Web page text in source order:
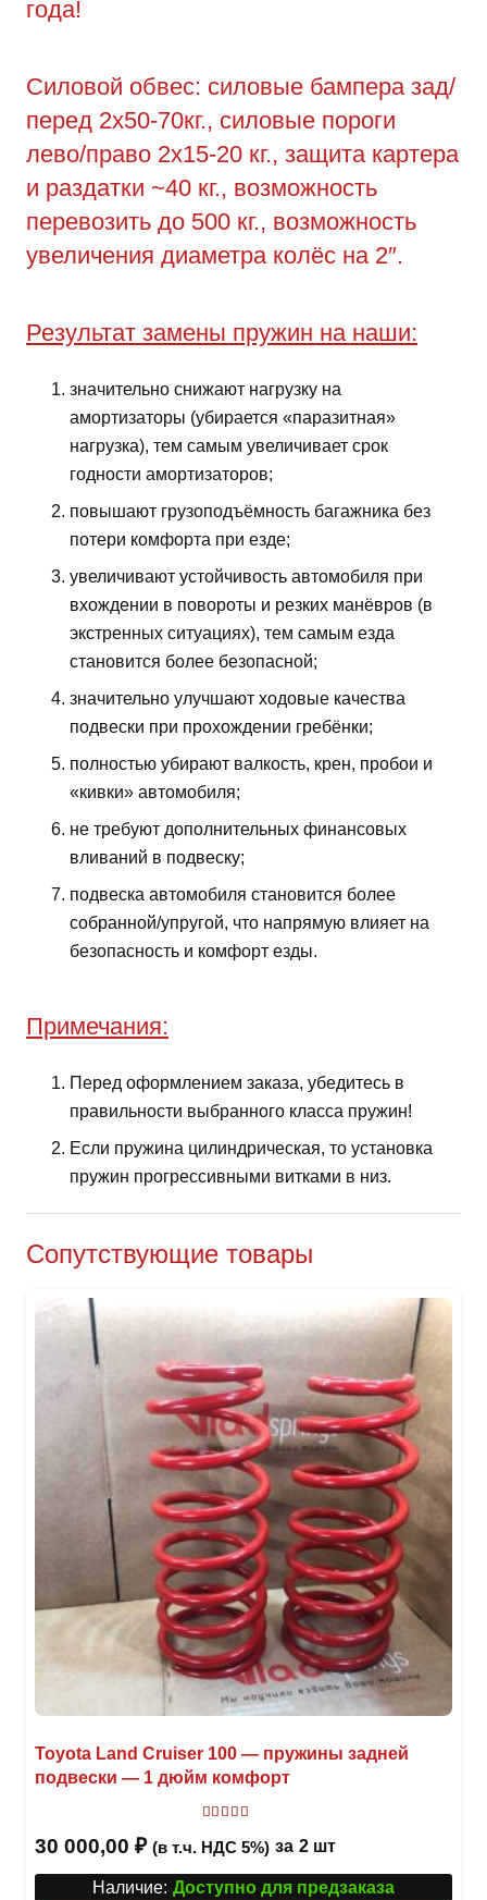
года!
Силовой обвес: силовые бампера зад/
перед 2х50-70кг., силовые пороги
лево/право 2х15-20 кг., защита картера
и раздатки ~40 кг., возможность
перевозить до 500 кг., возможность
увеличения диаметра колёс на 2″.
Результат замены пружин на наши:
значительно снижают нагрузку на
амортизаторы (убирается «паразитная»
нагрузка), тем самым увеличивает срок
годности амортизаторов;
повышают грузоподъёмность багажника без
потери комфорта при езде;
увеличивают устойчивость автомобиля при
вхождении в повороты и резких манёвров (в
экстренных ситуациях), тем самым езда
становится более безопасной;
значительно улучшают ходовые качества
подвески при прохождении гребёнки;
полностью убирают валкость, крен, пробои и
«кивки» автомобиля;
не требуют дополнительных финансовых
вливаний в подвеску;
подвеска автомобиля становится более
собранной/упругой, что напрямую влияет на
безопасность и комфорт езды.
Примечания:
Перед оформлением заказа, убедитесь в
правильности выбранного класса пружин!
Если пружина цилиндрическая, то установка
пружин прогрессивными витками в низ.
Сопутствующие товары
Toyota Land Cruiser 100 — пружины задней
подвески — 1 дюйм комфорт
30 000,00 ₽ (в т.ч. НДС 5%) за 2 шт
Наличие: Доступно для предзаказа